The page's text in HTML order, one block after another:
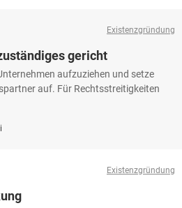
Existenzgründung
gericht
aufzuziehen und setze
auf. Für Rechtsstreitigkeiten
Existenzgründung